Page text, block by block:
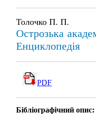
Толочко П. П.
Острозька
Енциклопедія
PDF
Бібліографічний опис: